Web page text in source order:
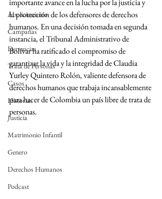
Abolicionismo
Campañas
Denuncias
Trata de Personas
Casos
Historias
Justicia
Matrimonio Infantil
Genero
Derechos Humanos
Podcast
importante avance en la lucha por la justicia y
la protección de los defensores de derechos
humanos. En una decisión tomada en segunda
instancia, el Tribunal Administrativo de
Bolívar ha ratificado el compromiso de
garantizar la vida y la integridad de Claudia
Yurley Quintero Rolón, valiente defensora de
derechos humanos que trabaja incansablemente
para hacer de Colombia un país libre de trata de
personas.